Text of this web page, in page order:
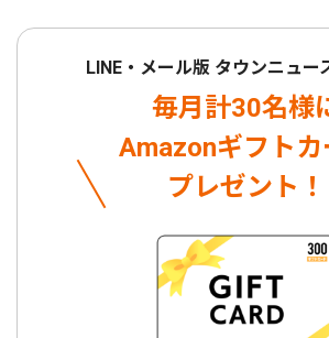
LINE・メール版 タウンニュー
毎月計30名様
Amazonギフトカ
プレゼント！